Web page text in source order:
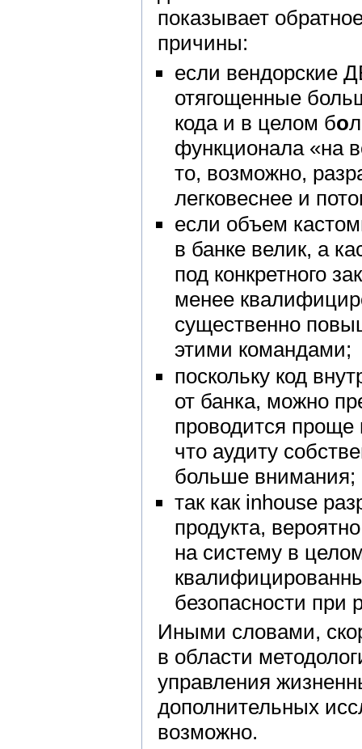
показывает
причины:
если вендорские
отягощенные
кода и в целом бо
функционала «на
то, возможно,
легковеснее и
если объем
в банке велик, а
под конкретного
менее
существенно
этими командами;
поскольку код
от банка, можно
проводится
что аудиту
больше внимания;
так как inhouse
продукта,
на систему в
безопасности при
Иными словами,
в области
управления
дополнительных
возможно.